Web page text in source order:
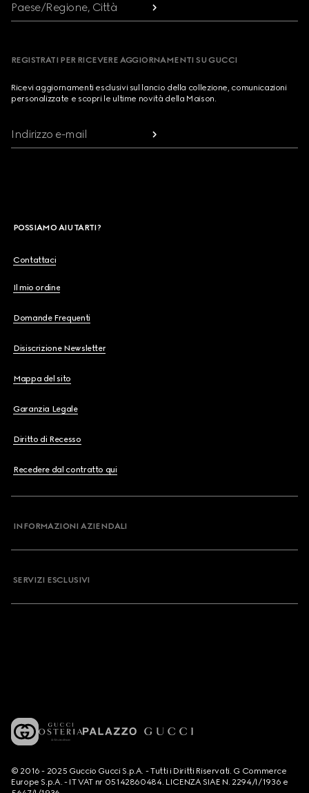
Paese/Regione, Città
REGISTRATI PER RICEVERE AGGIORNAMENTI SU GUCCI
Ricevi aggiornamenti esclusivi sul lancio della collezione, comunicazioni
personalizzate e scopri le ultime novità della Maison.
Indirizzo e-mail
POSSIAMO AIUTARTI?
Contattaci
Il mio ordine
Domande Frequenti
Disiscrizione Newsletter
Mappa del sito
Garanzia Legale
Diritto di Recesso
Recedere dal contratto qui
INFORMAZIONI AZIENDALI
SERVIZI ESCLUSIVI
© 2016 - 2025 Guccio Gucci S.p.A. - Tutti i Diritti Riservati. G Commerce
Europe S.p.A. - IT VAT nr 05142860484. LICENZA SIAE N. 2294/I/1936 e